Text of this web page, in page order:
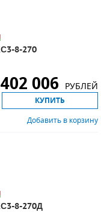
8-270
402 006 РУБЛЕЙ
КУПИТЬ
Добавить в корзину
8-270Д